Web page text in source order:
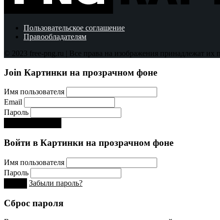
Пользовательское соглашение
Правообладателям
© 2023 free-png.ru | Все права на изображения принадлежат их
Join Картинки на прозрачном фоне
Имя пользователя
Email
Пароль
Войти в Картинки на прозрачном фоне
Имя пользователя
Пароль
Забыли пароль?
Сброс пароля